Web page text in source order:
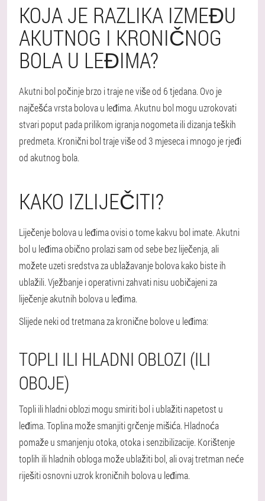
KOJA JE RAZLIKA IZMEĐU
AKUTNOG I KRONIČNOG
BOLA U LEĐIMA?
Akutni bol počinje brzo i traje ne više od 6 tjedana. Ovo je
najčešća vrsta bolova u leđima. Akutnu bol mogu uzrokovati
stvari poput pada prilikom igranja nogometa ili dizanja teških
predmeta. Kronični bol traje više od 3 mjeseca i mnogo je rjeđi
od akutnog bola.
KAKO IZLIJEČITI?
Liječenje bolova u leđima ovisi o tome kakvu bol imate. Akutni
bol u leđima obično prolazi sam od sebe bez liječenja, ali
možete uzeti sredstva za ublažavanje bolova kako biste ih
ublažili. Vježbanje i operativni zahvati nisu uobičajeni za
liječenje akutnih bolova u leđima.
Slijede neki od tretmana za kronične bolove u leđima:
TOPLI ILI HLADNI OBLOZI (ILI
OBOJE)
Topli ili hladni oblozi mogu smiriti bol i ublažiti napetost u
leđima. Toplina može smanjiti grčenje mišića. Hladnoća
pomaže u smanjenju otoka, otoka i senzibilizacije. Korištenje
toplih ili hladnih obloga može ublažiti bol, ali ovaj tretman neće
riješiti osnovni uzrok kroničnih bolova u leđima.